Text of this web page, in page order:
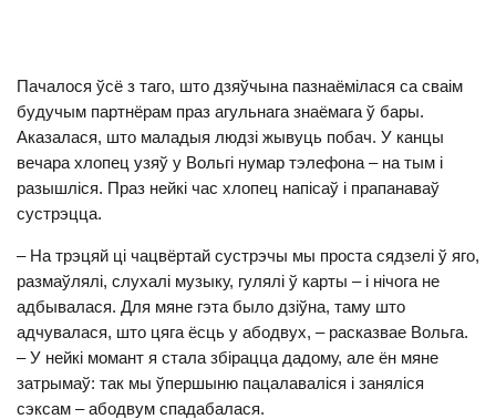
Пачалося ўсё з таго, што дзяўчына пазнаёмілася са сваім
будучым партнёрам праз агульнага знаёмага ў бары.
Аказалася, што маладыя людзі жывуць побач. У канцы
вечара хлопец узяў у Вольгі нумар тэлефона – на тым і
разышліся. Праз нейкі час хлопец напісаў і прапанаваў
сустрэцца.
– На трэцяй ці чацвёртай сустрэчы мы проста сядзелі ў яго,
размаўлялі, слухалі музыку, гулялі ў карты – і нічога не
адбывалася. Для мяне гэта было дзіўна, таму што
адчувалася, што цяга ёсць у абодвух, – расказвае Вольга.
– У нейкі момант я стала збірацца дадому, але ён мяне
затрымаў: так мы ўпершыню пацалаваліся і заняліся
сэксам – абодвум спадабалася.